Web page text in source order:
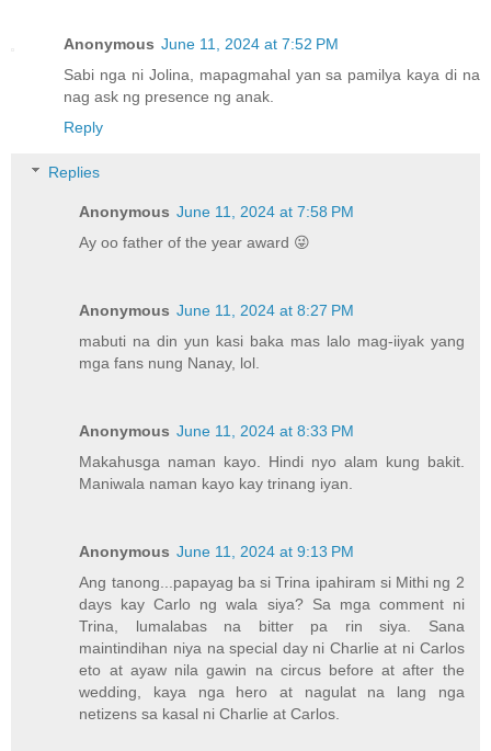
Anonymous June 11, 2024 at 7:52 PM
Sabi nga ni Jolina, mapagmahal yan sa pamilya kaya di na
nag ask ng presence ng anak.
Reply
Replies
Anonymous June 11, 2024 at 7:58 PM
Ay oo father of the year award 😜
Anonymous June 11, 2024 at 8:27 PM
mabuti na din yun kasi baka mas lalo mag-iiyak yang
mga fans nung Nanay, lol.
Anonymous June 11, 2024 at 8:33 PM
Makahusga naman kayo. Hindi nyo alam kung bakit.
Maniwala naman kayo kay trinang iyan.
Anonymous June 11, 2024 at 9:13 PM
Ang tanong...papayag ba si Trina ipahiram si Mithi ng 2
days kay Carlo ng wala siya? Sa mga comment ni
Trina, lumalabas na bitter pa rin siya. Sana
maintindihan niya na special day ni Charlie at ni Carlos
eto at ayaw nila gawin na circus before at after the
wedding, kaya nga hero at nagulat na lang nga
netizens sa kasal ni Charlie at Carlos.